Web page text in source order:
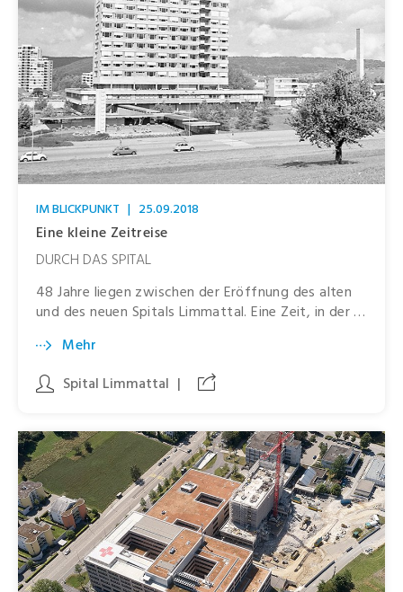
IM BLICKPUNKT | 25.09.2018
Eine kleine Zeitreise
DURCH DAS SPITAL
48 Jahre liegen zwischen der Eröffnung des alten
und des neuen Spitals Limmattal. Eine Zeit, in der …
Mehr
Spital Limmattal |